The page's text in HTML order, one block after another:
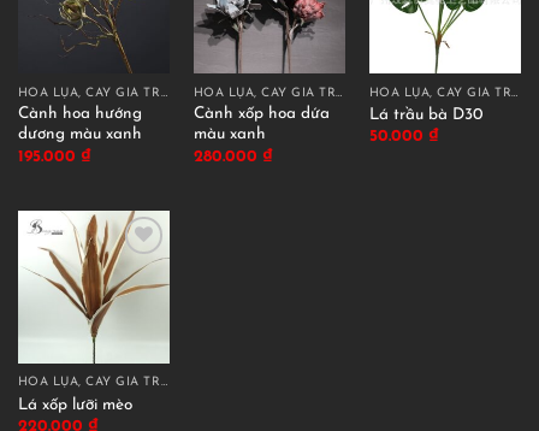
HOA LỤA, CÂY GIẢ TRANG TRÍ CAO CẤP
Cành hoa hướng
dương màu xanh
195.000 ₫
HOA LỤA, CÂY GIẢ TRANG TRÍ CAO CẤP
Cành xốp hoa dứa
màu xanh
280.000 ₫
HOA LỤA, CÂY GIẢ TRANG TRÍ CAO CẤP
Lá trầu bà D30
50.000 ₫
HOA LỤA, CÂY GIẢ TRANG TRÍ CAO CẤP
Lá xốp lưỡi mèo
220.000 ₫